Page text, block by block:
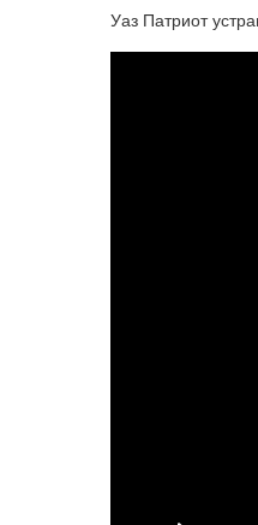
Уаз Патриот